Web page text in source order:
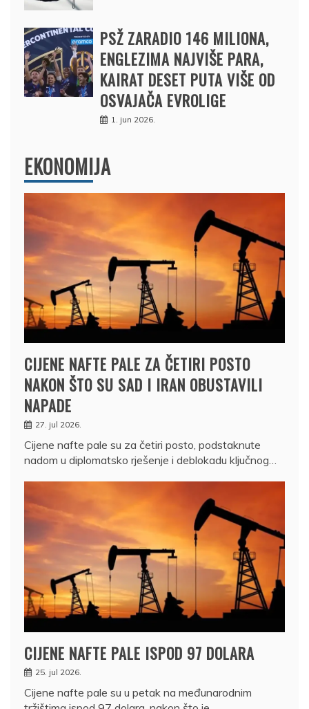
PSŽ ZARADIO 146 MILIONA,
ENGLEZIMA NAJVIŠE PARA,
KAIRAT DESET PUTA VIŠE OD
OSVAJAČA EVROLIGE
1. jun 2026.
EKONOMIJA
CIJENE NAFTE PALE ZA ČETIRI POSTO
NAKON ŠTO SU SAD I IRAN OBUSTAVILI
NAPADE
27. jul 2026.
Cijene nafte pale su za četiri posto, podstaknute
nadom u diplomatsko rješenje i deblokadu ključnog…
CIJENE NAFTE PALE ISPOD 97 DOLARA
25. jul 2026.
Cijene nafte pale su u petak na međunarodnim